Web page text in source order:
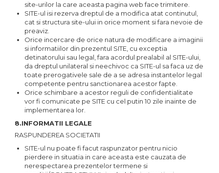
site-urilor la care aceasta pagina web face trimitere.
SITE-ul isi rezerva dreptul de a modifica atat continutul,
cat si structura site-ului in orice moment si fara nevoie de
preaviz.
Orice incercare de orice natura de modificare a imaginii
si informatiilor din prezentul SITE, cu exceptia
detinatorului sau legal, fara acordul prealabil al SITE-ului,
da dreptul unilateral si neechivoc ca SITE-ul sa faca uz de
toate prerogativele sale de a se adresa instantelor legal
competente pentru sanctionarea acestor fapte.
Orice schimbare a acestor reguli de confidentialitate
vor fi comunicate pe SITE cu cel putin 10 zile inainte de
implementarea lor.
8.INFORMATII LEGALE
RASPUNDEREA SOCIETATII
SITE-ul nu poate fi facut raspunzator pentru nicio
pierdere in situatia in care aceasta este cauzata de
nerespectarea prezentelor termene si